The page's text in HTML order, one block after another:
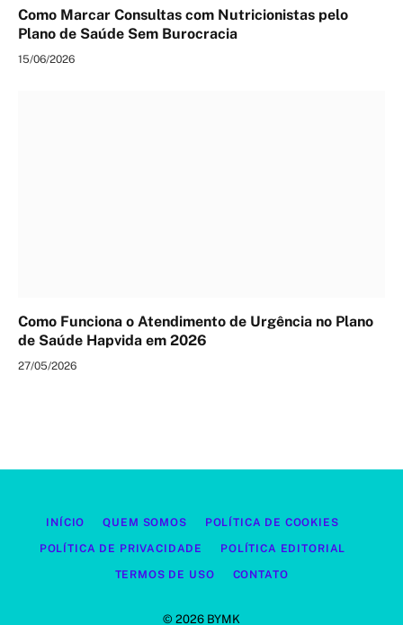
Como Marcar Consultas com Nutricionistas pelo
Plano de Saúde Sem Burocracia
15/06/2026
Como Funciona o Atendimento de Urgência no Plano
de Saúde Hapvida em 2026
27/05/2026
INÍCIO QUEM SOMOS POLÍTICA DE COOKIES
POLÍTICA DE PRIVACIDADE POLÍTICA EDITORIAL
TERMOS DE USO CONTATO
© 2026 BYMK